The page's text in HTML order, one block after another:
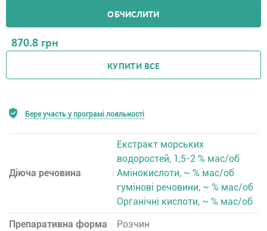
ОБЧИСЛИТИ
870.8 грн
КУПИТИ ВСЕ
Бере участь у програмі лояльності
Діюча речовина
Екстракт морських
водоростей, 1,5-2 % мас/об
Амінокислоти, ~ % мас/об
гумінові речовини, ~ % мас/об
Органічні кислоти, ~ % мас/об
Препаративна форма
Розчин